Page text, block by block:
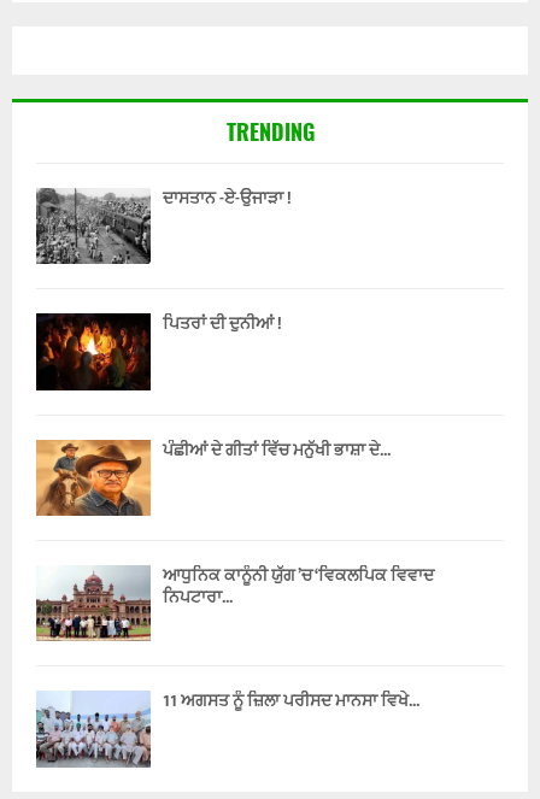
TRENDING
ਦਾਸਤਾਨ -ਏ-ਉਜਾੜਾ !
ਪਿਤਰਾਂ ਦੀ ਦੁਨੀਆਂ !
ਪੰਛੀਆਂ ਦੇ ਗੀਤਾਂ ਵਿੱਚ ਮਨੁੱਖੀ ਭਾਸ਼ਾ ਦੇ...
ਆਧੁਨਿਕ ਕਾਨੂੰਨੀ ਯੁੱਗ ’ਚ ‘ਵਿਕਲਪਿਕ ਵਿਵਾਦ
ਨਿਪਟਾਰਾ...
11 ਅਗਸਤ ਨੂੰ ਜ਼ਿਲਾ ਪਰੀਸਦ ਮਾਨਸਾ ਵਿਖੇ...